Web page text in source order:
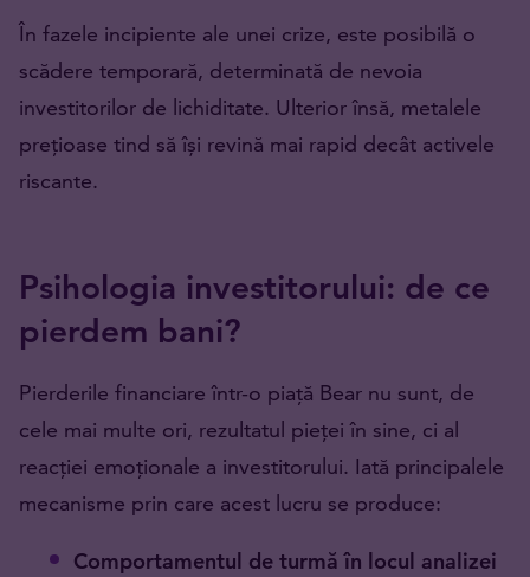
În fazele incipiente ale unei crize, este posibilă o
scădere temporară, determinată de nevoia
investitorilor de lichiditate. Ulterior însă, metalele
prețioase tind să își revină mai rapid decât activele
riscante.
Psihologia investitorului: de ce
pierdem bani?
Pierderile financiare într-o piață Bear nu sunt, de
cele mai multe ori, rezultatul pieței în sine, ci al
reacției emoționale a investitorului. Iată principalele
mecanisme prin care acest lucru se produce:
Comportamentul de turmă în locul analizei